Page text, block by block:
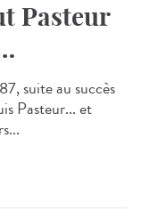
Pasteur
suite au succès
Pasteur... et